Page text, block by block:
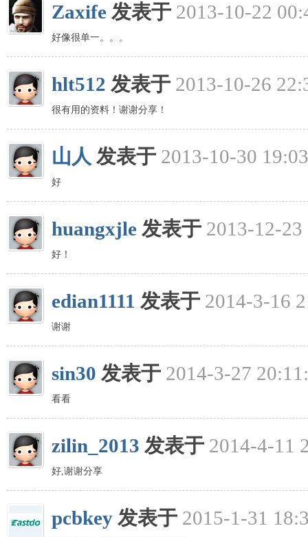
Zaxife 发表于 2013-10-22
好像很单一。。。
hlt512 发表于 2013-10-26
很有用的资料！谢谢分享！
山人 发表于 2013-10-30
好
huangxjle 发表于 2013-12-
好！
edian1111 发表于 2014-3-16
谢谢
sin30 发表于 2014-3-27
看看
zilin_2013 发表于 2014-4-11
好,谢谢分享
pcbkey 发表于 2015-1-31